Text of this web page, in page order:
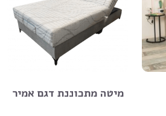
מיטה מתכוננת דגם אמיר